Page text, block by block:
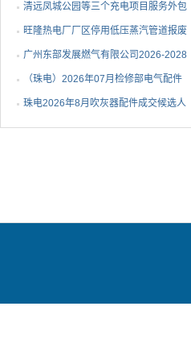
项目采购结果公告
清远凤城公园等三个充电项目服务外包
项目采购结果公告
旺隆热电厂厂区停用低压蒸汽管道报废
拆除及废旧物资处置项...
广州东部发展燃气有限公司2026-2028
年非开挖燃气管道精确...
（珠电）2026年07月检修部电气配件
1批成交候选人公示
珠电2026年8月吹灰器配件成交候选人
公示